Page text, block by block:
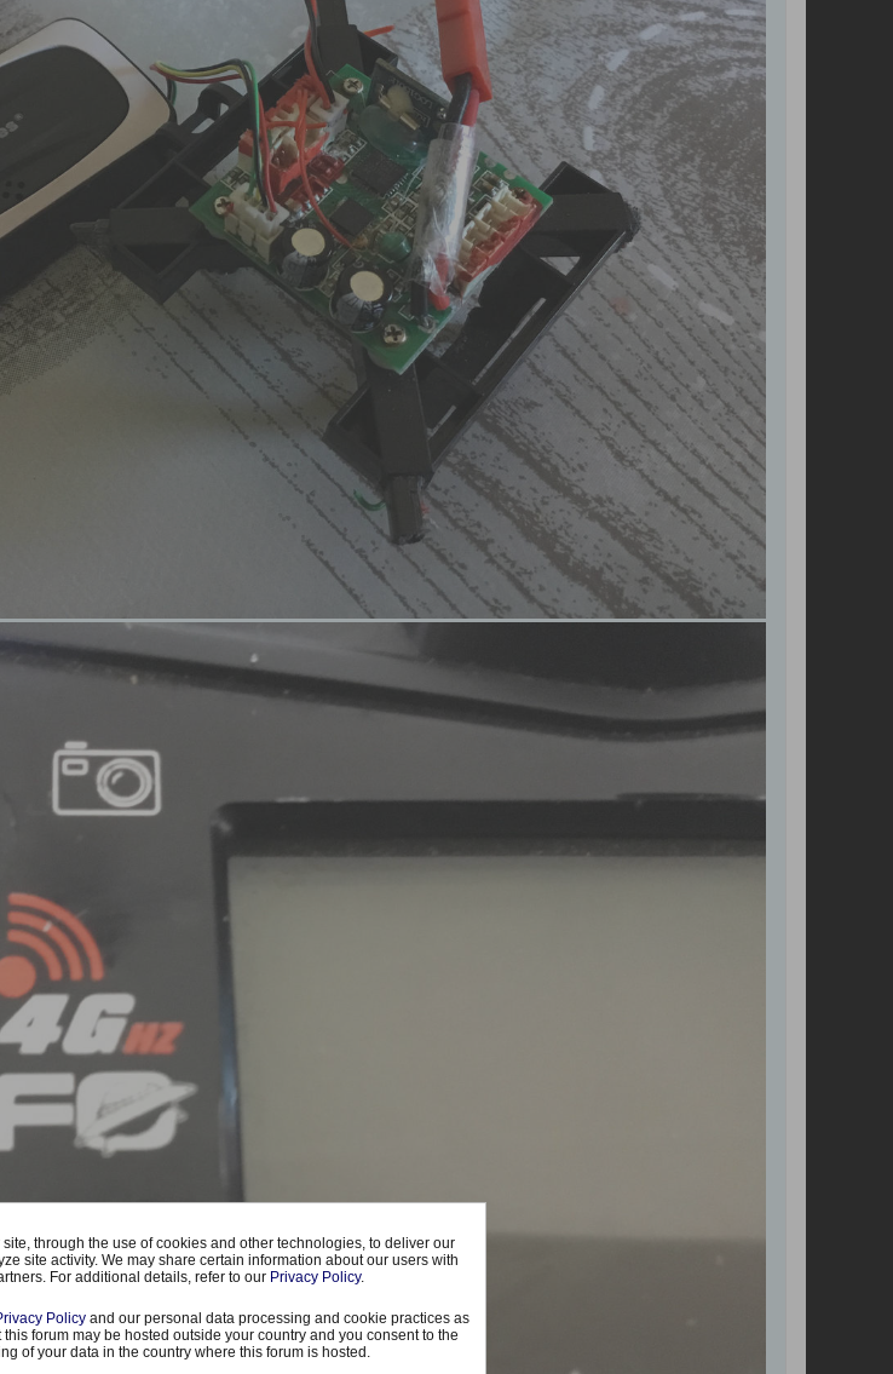
through the use of cookies and other technologies, to deliver our
site activity. We may share certain information about our users with
For additional details, refer to our Privacy Policy.
Policy and our personal data processing and cookie practices as
forum may be hosted outside your country and you consent to the
of your data in the country where this forum is hosted.